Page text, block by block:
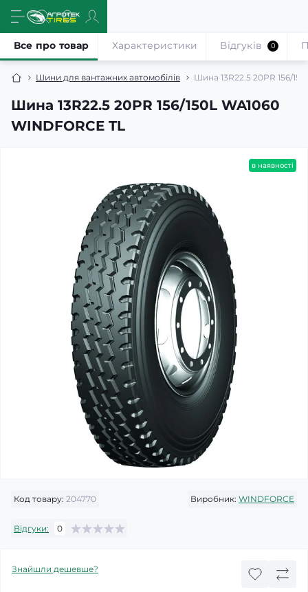
Шини для вантажних автомобілів Шина 13R22.5 20PR 156/
Шина 13R22.5 20PR 156/150L WA1060
WINDFORCE TL
Все про товар Характеристики Відгуків 0
в наявності
Код товару: 204770 Виробник: WINDFORCE
Відгуки: 0
Знайшли дешевше?